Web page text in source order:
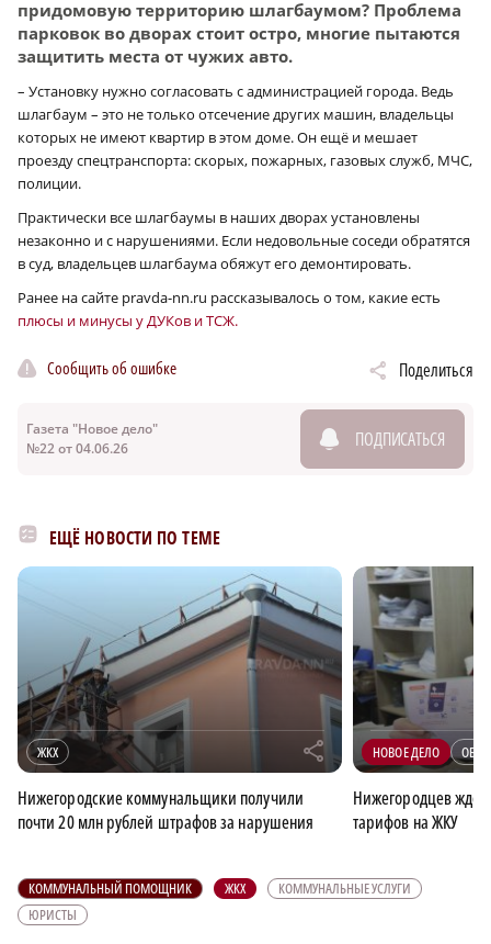
придомовую территорию шлагбаумом? Проблема
парковок во дворах стоит остро, многие пытаются
защитить места от чужих авто.
– Установку нужно согласовать с администрацией города. Ведь
шлагбаум – это не только отсечение других машин, владельцы
которых не имеют квартир в этом доме. Он ещё и мешает
проезду спецтранспорта: скорых, пожарных, газовых служб, МЧС,
полиции.
Практически все шлагбаумы в наших дворах установлены
незаконно и с нарушениями. Если недовольные соседи обратятся
в суд, владельцев шлагбаума обяжут его демонтировать.
Ранее на сайте pravda-nn.ru рассказывалось о том, какие есть
плюсы и минусы у ДУКов и ТСЖ.
Сообщить об ошибке Поделиться
Газета "Новое дело"
№22 от 04.06.26
ПОДПИСАТЬСЯ
ЕЩЁ НОВОСТИ ПО ТЕМЕ
ЖКХ r
Нижегородские коммунальщики получили
почти 20 млн рублей штрафов за нарушения
НОВОЕ ДЕЛО
Нижегородцев
тарифов на ЖКУ
КОММУНАЛЬНЫЙ ПОМОЩНИК ЖКХ
КОММУНАЛЬНЫЕ УСЛУГИ
ЮРИСТЫ